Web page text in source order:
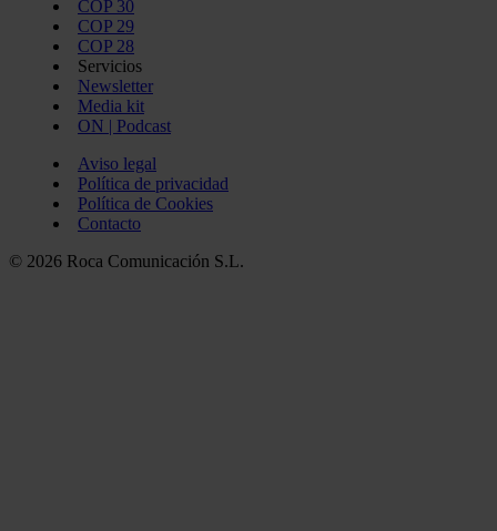
COP 30
COP 29
COP 28
Servicios
Newsletter
Media kit
ON | Podcast
Aviso legal
Política de privacidad
Política de Cookies
Contacto
© 2026 Roca Comunicación S.L.